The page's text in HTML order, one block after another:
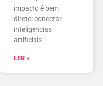
impacto é bem
direto: conectar
inteligências
artificiais
LER »